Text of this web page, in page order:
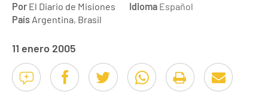
Por El Diario de Misiones Idioma Español
País Argentina, Brasil
11 enero 2005